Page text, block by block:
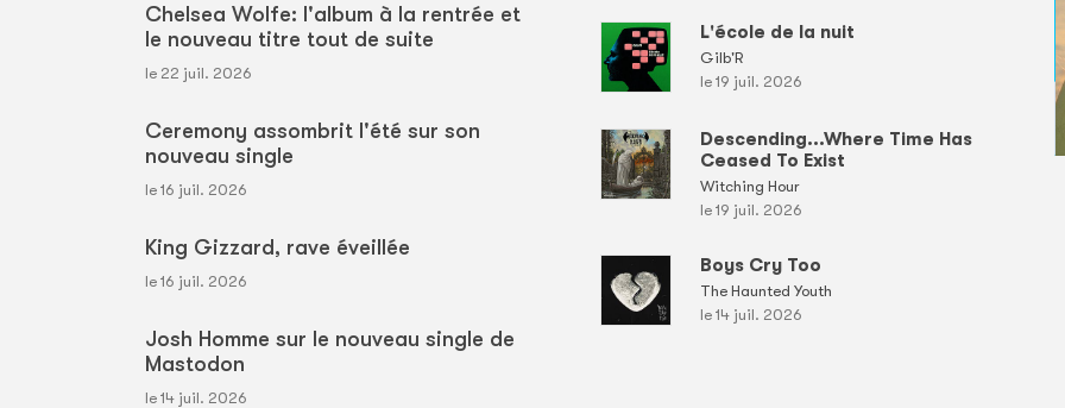
Chelsea Wolfe: l'album à la rentrée et
le nouveau titre tout de suite
le 22 juil. 2026
Ceremony assombrit l'été sur son
nouveau single
le 16 juil. 2026
King Gizzard, rave éveillée
le 16 juil. 2026
Josh Homme sur le nouveau single de
Mastodon
le 14 juil. 2026
L'école de la nuit
Gilb'R
le 19 juil. 2026
Descending...Where Time Has
Ceased To Exist
Witching Hour
le 19 juil. 2026
Boys Cry Too
The Haunted Youth
le 14 juil. 2026